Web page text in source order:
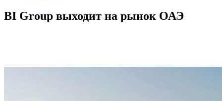
BI Group выходит на рынок ОАЭ